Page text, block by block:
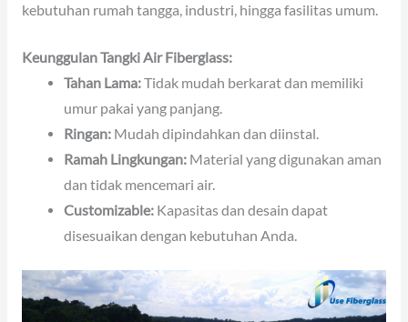
kebutuhan rumah tangga, industri, hingga fasilitas umum.
Keunggulan Tangki Air Fiberglass:
Tahan Lama:Tidak mudah berkarat dan memiliki
umur pakai yang panjang.
Ringan: Mudah dipindahkan dan diinstal.
Ramah Lingkungan: Material yang digunakan aman
dan tidak mencemari air.
Customizable: Kapasitas dan desain dapat
disesuaikan dengan kebutuhan Anda.